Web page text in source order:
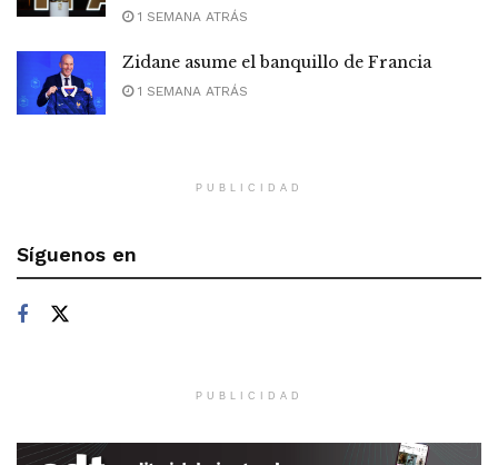
1 SEMANA ATRÁS
Zidane asume el banquillo de Francia
1 SEMANA ATRÁS
PUBLICIDAD
Síguenos en
PUBLICIDAD